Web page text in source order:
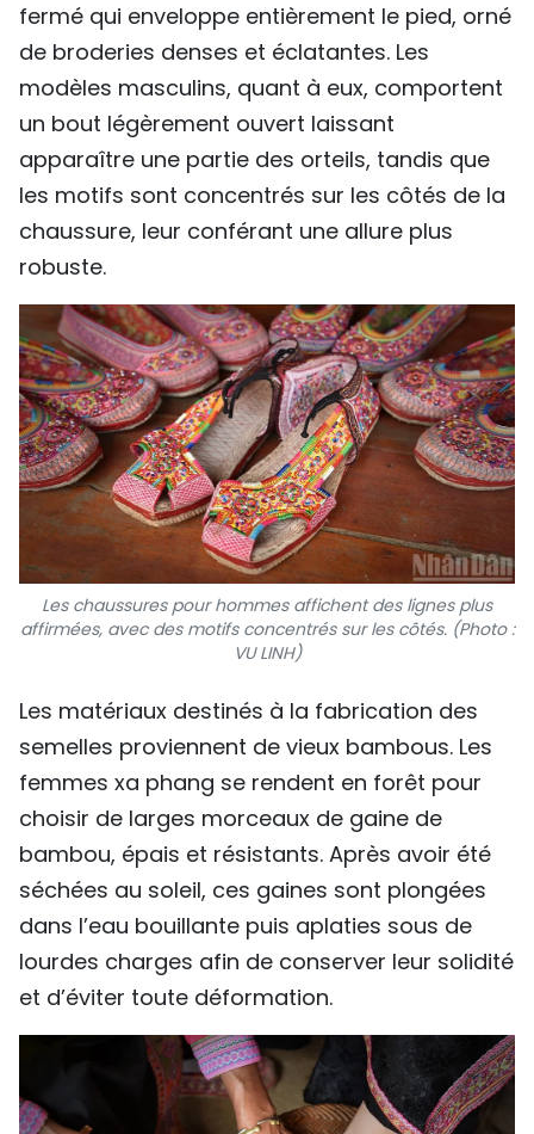
fermé qui enveloppe entièrement le pied, orné
de broderies denses et éclatantes. Les
modèles masculins, quant à eux, comportent
un bout légèrement ouvert laissant
apparaître une partie des orteils, tandis que
les motifs sont concentrés sur les côtés de la
chaussure, leur conférant une allure plus
robuste.
Les chaussures pour hommes affichent des lignes plus
affirmées, avec des motifs concentrés sur les côtés. (Photo :
VU LINH)
​Les matériaux destinés à la fabrication des
semelles proviennent de vieux bambous. Les
femmes xa phang se rendent en forêt pour
choisir de larges morceaux de gaine de
bambou, épais et résistants. Après avoir été
séchées au soleil, ces gaines sont plongées
dans l’eau bouillante puis aplaties sous de
lourdes charges afin de conserver leur solidité
et d’éviter toute déformation.